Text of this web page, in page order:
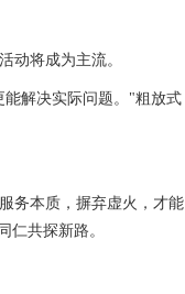
动将成为主流。
解决实际问题。"粗放式
务本质，摒弃虚火，才能
仁共探新路。